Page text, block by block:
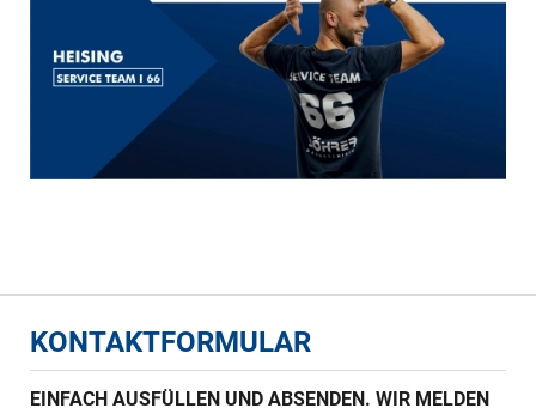
KONTAKTFORMULAR
EINFACH AUSFÜLLEN UND ABSENDEN. WIR MELDEN